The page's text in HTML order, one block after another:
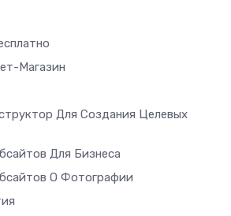
Магазин
Для Создания Целевых
Для Бизнеса
О Фотографии